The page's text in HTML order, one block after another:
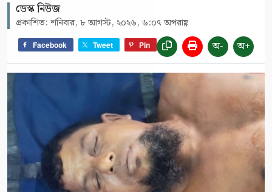
ডেস্ক নিউজ
প্রকাশিত: শনিবার, ৮ আগস্ট, ২০২৬, ৬:০৭ অপরাহ্ণ
Facebook Tweet Pin অ- অ+